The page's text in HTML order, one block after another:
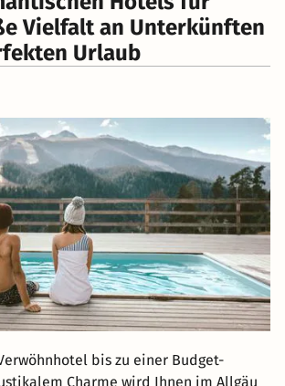
Vielfalt an Unterkünften
Urlaub
bis zu einer Budget-
Charme wird Ihnen im Allgäu